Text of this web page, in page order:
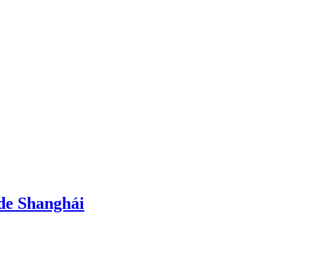
Shanghái